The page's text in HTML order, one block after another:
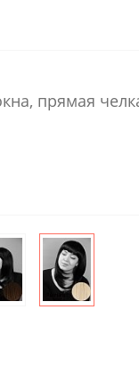
прямая